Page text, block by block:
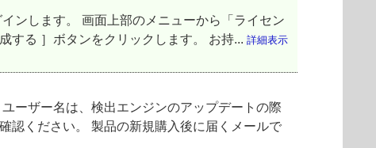
ンします。 画面上部のメニューから「ライセン
する ］ボタンをクリックします。 お持... 詳細表示
ーザー名は、検出エンジンのアップデートの際
認ください。 製品の新規購入後に届くメールで